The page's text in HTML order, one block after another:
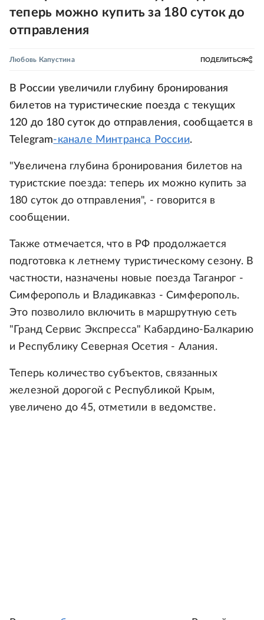
теперь можно купить за 180 суток до
отправления
Любовь Капустина ПОДЕЛИТЬСЯ
В России увеличили глубину бронирования
билетов на туристические поезда с текущих
120 до 180 суток до отправления, сообщается в
Telegram-канале Минтранса России.
"Увеличена глубина бронирования билетов на
туристские поезда: теперь их можно купить за
180 суток до отправления", - говорится в
сообщении.
Также отмечается, что в РФ продолжается
подготовка к летнему туристическому сезону. В
частности, назначены новые поезда Таганрог -
Симферополь и Владикавказ - Симферополь.
Это позволило включить в маршрутную сеть
"Гранд Сервис Экспресса" Кабардино-Балкарию
и Республику Северная Осетия - Алания.
Теперь количество субъектов, связанных
железной дорогой с Республикой Крым,
увеличено до 45, отметили в ведомстве.